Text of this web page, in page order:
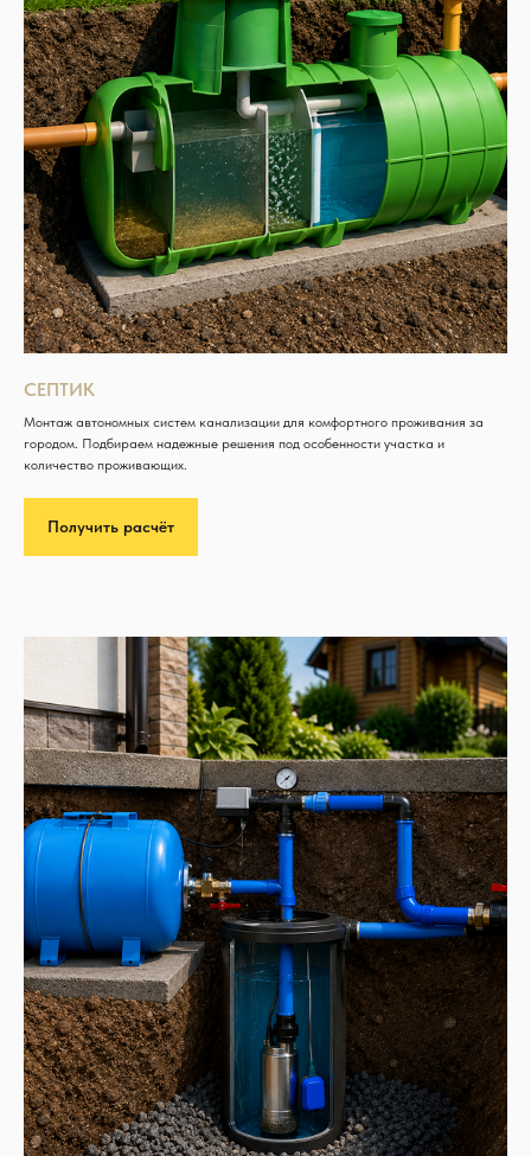
СЕПТИК
Монтаж автономных систем канализации для комфортного проживания за
городом. Подбираем надежные решения под особенности участка и
количество проживающих.
Получить расчёт